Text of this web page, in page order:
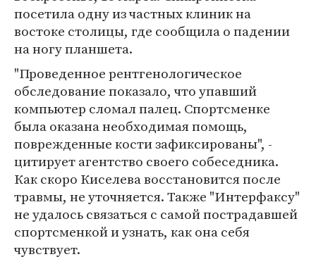
посетила одну из частных клиник на
востоке столицы, где сообщила о падении
на ногу планшета.
"Проведенное рентгенологическое
обследование показало, что упавший
компьютер сломал палец. Спортсменке
была оказана необходимая помощь,
поврежденные кости зафиксированы", -
цитирует агентство своего собеседника.
Как скоро Киселева восстановится после
травмы, не уточняется. Также "Интерфаксу"
не удалось связаться с самой пострадавшей
спортсменкой и узнать, как она себя
чувствует.